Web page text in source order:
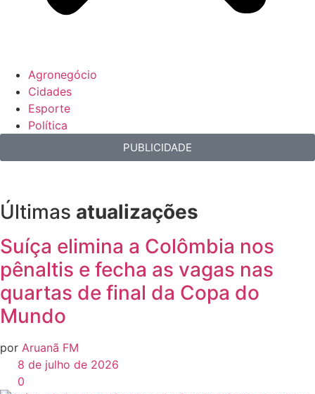
Agronegócio
Cidades
Esporte
Política
PUBLICIDADE
Últimas atualizações
Suíça elimina a Colômbia nos
pênaltis e fecha as vagas nas
quartas de final da Copa do
Mundo
por Aruanã FM
8 de julho de 2026
0